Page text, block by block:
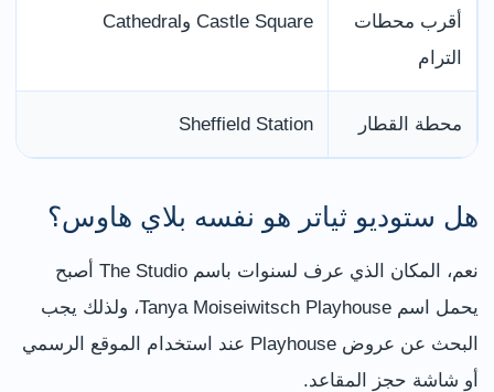
أقرب محطات
الترام
Castle Square وCathedral
محطة القطار Sheffield Station
هل ستوديو ثياتر هو نفسه بلاي هاوس؟
نعم، المكان الذي عرف لسنوات باسم The Studio أصبح
يحمل اسم Tanya Moiseiwitsch Playhouse، ولذلك يجب
البحث عن عروض Playhouse عند استخدام الموقع الرسمي
أو شاشة حجز المقاعد.